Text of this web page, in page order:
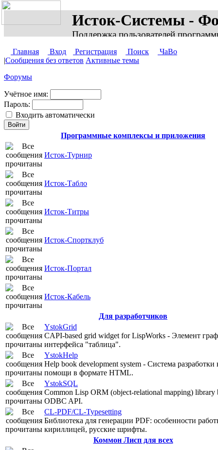
Исток-Системы -
Поддержка пользователей
Главная Вход Регистрация Поиск
ЧаВо
|Сообщения без ответов Активные темы
Форумы
Учётное имя:
Пароль:
Входить автоматически
Программные комплексы и приложения
Исток-Турнир
Исток-Табло
Исток-Титры
Исток-Спортклуб
Исток-Портал
Исток-Кабель
Для разработчиков
YstokGrid
CAPI-based grid widget for LispWorks - Элемент
интерфейса "таблица".
YstokHelp
Help book development system - Система разработки
помощи в формате HTML.
YstokSQL
Common Lisp ORM (object-relational mapping) library
ODBC API.
CL-PDF/CL-Typesetting
Библиотека для генерации PDF: особенности
кириллицей, русские шрифты.
Коммон Лисп для всех